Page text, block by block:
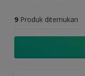
9 Produk ditemukan